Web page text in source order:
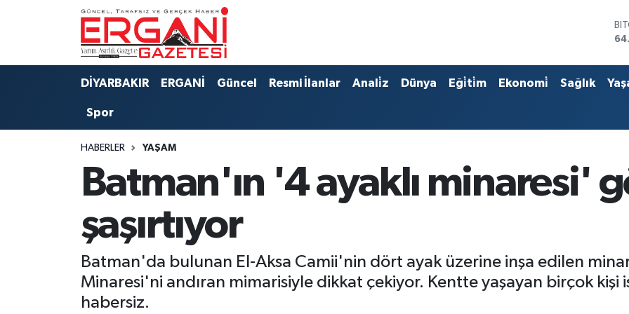
DİYARBAKIR ERGANİ Güncel Resmi İlanlar Anali̇z Dünya Eği̇ti̇m Ekonomi̇ Sağlık
Spor
HABERLER YAŞAM
Batman'ın '4 ayaklı minaresi'
şaşırtıyor
Batman'da bulunan El-Aksa Camii'nin dört ayak üzerine inşa edilen
Minaresi'ni andıran mimarisiyle dikkat çekiyor. Kentte yaşayan birçok kişi
habersiz.
DİYARBAKIR
BAĞLAR
ERGANİ
Resmi İlanlar
Ergani Nöbetçi Eczaneler
Ergani Hava Durumu
Tüm Manşetler
Son Dakika Haberleri
Haber Arşivi